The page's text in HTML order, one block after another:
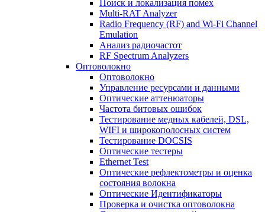
Поиск и локализация помех
Multi-RAT Analyzer
Radio Frequency (RF) and Wi-Fi Channel
Emulation
Анализ радиочастот
RF Spectrum Analyzers
Оптоволокно
Оптоволокно
Управление ресурсами и данными
Оптические aттенюаторы
Частота битовых ошибок
Тестирование медных кабелей, DSL,
WIFI и широкополосных систем
Тестирование DOCSIS
Оптические тестеры
Ethernet Test
Оптические рефлектометры и оценка
состояния волокна
Оптические Идентификаторы
Проверка и очистка оптоволокна